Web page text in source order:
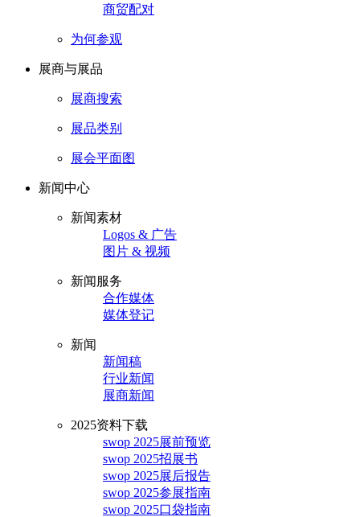
商贸配对
为何参观
展商与展品
展商搜索
展品类别
展会平面图
新闻中心
新闻素材
Logos & 广告
图片 & 视频
新闻服务
合作媒体
媒体登记
新闻
新闻稿
行业新闻
展商新闻
2025资料下载
swop 2025展前预览
swop 2025招展书
swop 2025展后报告
swop 2025参展指南
swop 2025口袋指南